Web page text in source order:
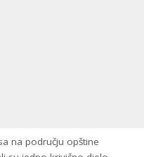
na području opštine